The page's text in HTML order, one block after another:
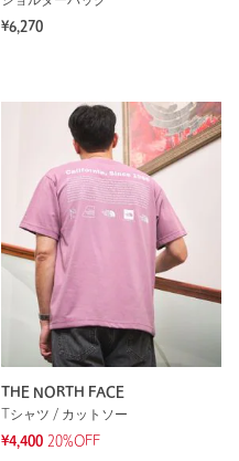
¥6,270
THE NORTH FACE
Tシャツ / カットソー
¥4,400 20%OFF